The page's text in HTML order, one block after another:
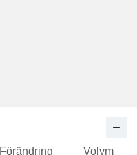
Förändring Volym